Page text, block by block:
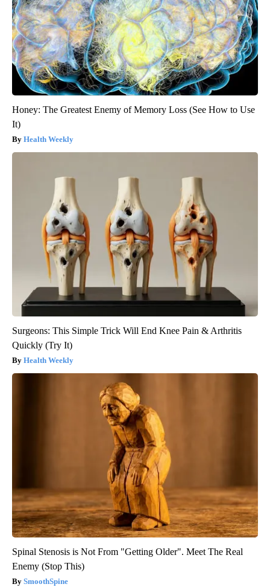
Honey: The Greatest Enemy of Memory Loss (See How to Use
It)
Health Weekly
Surgeons: This Simple Trick Will End Knee Pain & Arthritis
Quickly (Try It)
Health Weekly
Spinal Stenosis is Not From "Getting Older". Meet The Real
Enemy (Stop This)
SmoothSpine